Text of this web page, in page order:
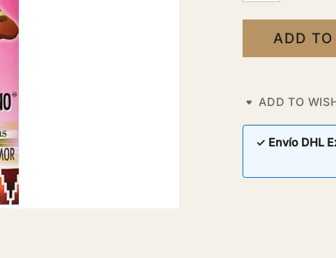
ADD
ADD TO
✓ Envío DHL